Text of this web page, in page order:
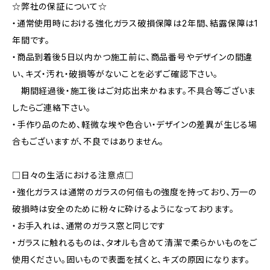
☆弊社の保証について☆
・通常使用時における強化ガラス破損保障は2年間、結露保障は1
年間です。
・商品到着後5日以内かつ施工前に、商品番号やデザインの間違
い、キズ・汚れ・破損等がないことを必ずご確認下さい。
期間経過後・施工後はご対応出来かねます。不具合等ございま
したらご連絡下さい。
・手作り品のため、軽微な埃や色合い・デザインの差異が生じる場
合もございますが、不良ではありません。
□日々の生活における注意点□
・強化ガラスは通常のガラスの何倍もの強度を持っており、万一の
破損時は安全のために粉々に砕けるようになっております。
・お手入れは、通常のガラス窓と同じです
・ガラスに触れるものは、タオルも含めて清潔で柔らかいものをご
使用ください。固いもので表面を拭くと、キズの原因になります。